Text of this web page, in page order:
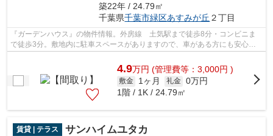
築22年 / 24.79㎡
千葉県千葉市緑区あすみが丘 ２丁目
『ガーデンハウス』の物件情報。外房線 土気駅まで徒歩8分・コンビニま
で徒歩3分。敷地内に駐車スペースがありますので、車がある方にも安心し
ていただけます。たっぷり収納できるク...
4.9万円 (管理費等：3,000円 )
敷金 1ヶ月 礼金 0万円
1階 / 1K / 24.79㎡
賃貸 | テラス サンハイムユタカ